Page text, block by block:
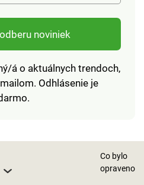
noviniek
á o aktuálnych trendoch,
Odhlásenie je
Co bylo
opraveno